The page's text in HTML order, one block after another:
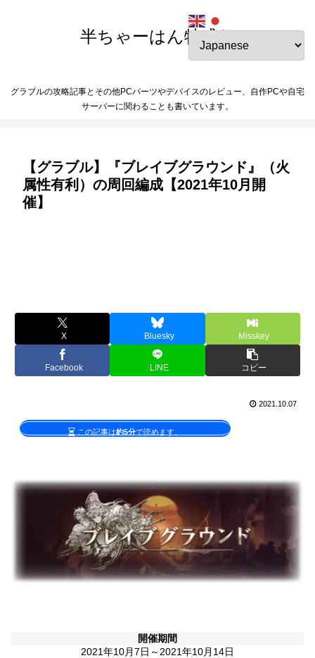
半ちゃーはん特盛り
グラブルの攻略記事とその他PCパーツやデバイスのレビュー、自作PCや自宅
サーバーに関わることも書いています。
【グラブル】『ブレイブグラウンド』（火
属性有利）の周回編成【2021年10月開
催】
X Bluesky Misskey
Facebook LINE コピー
2021.10.07
この記事は約5分で読めます。
開催期間
2021年10月7日～2021年10月14日